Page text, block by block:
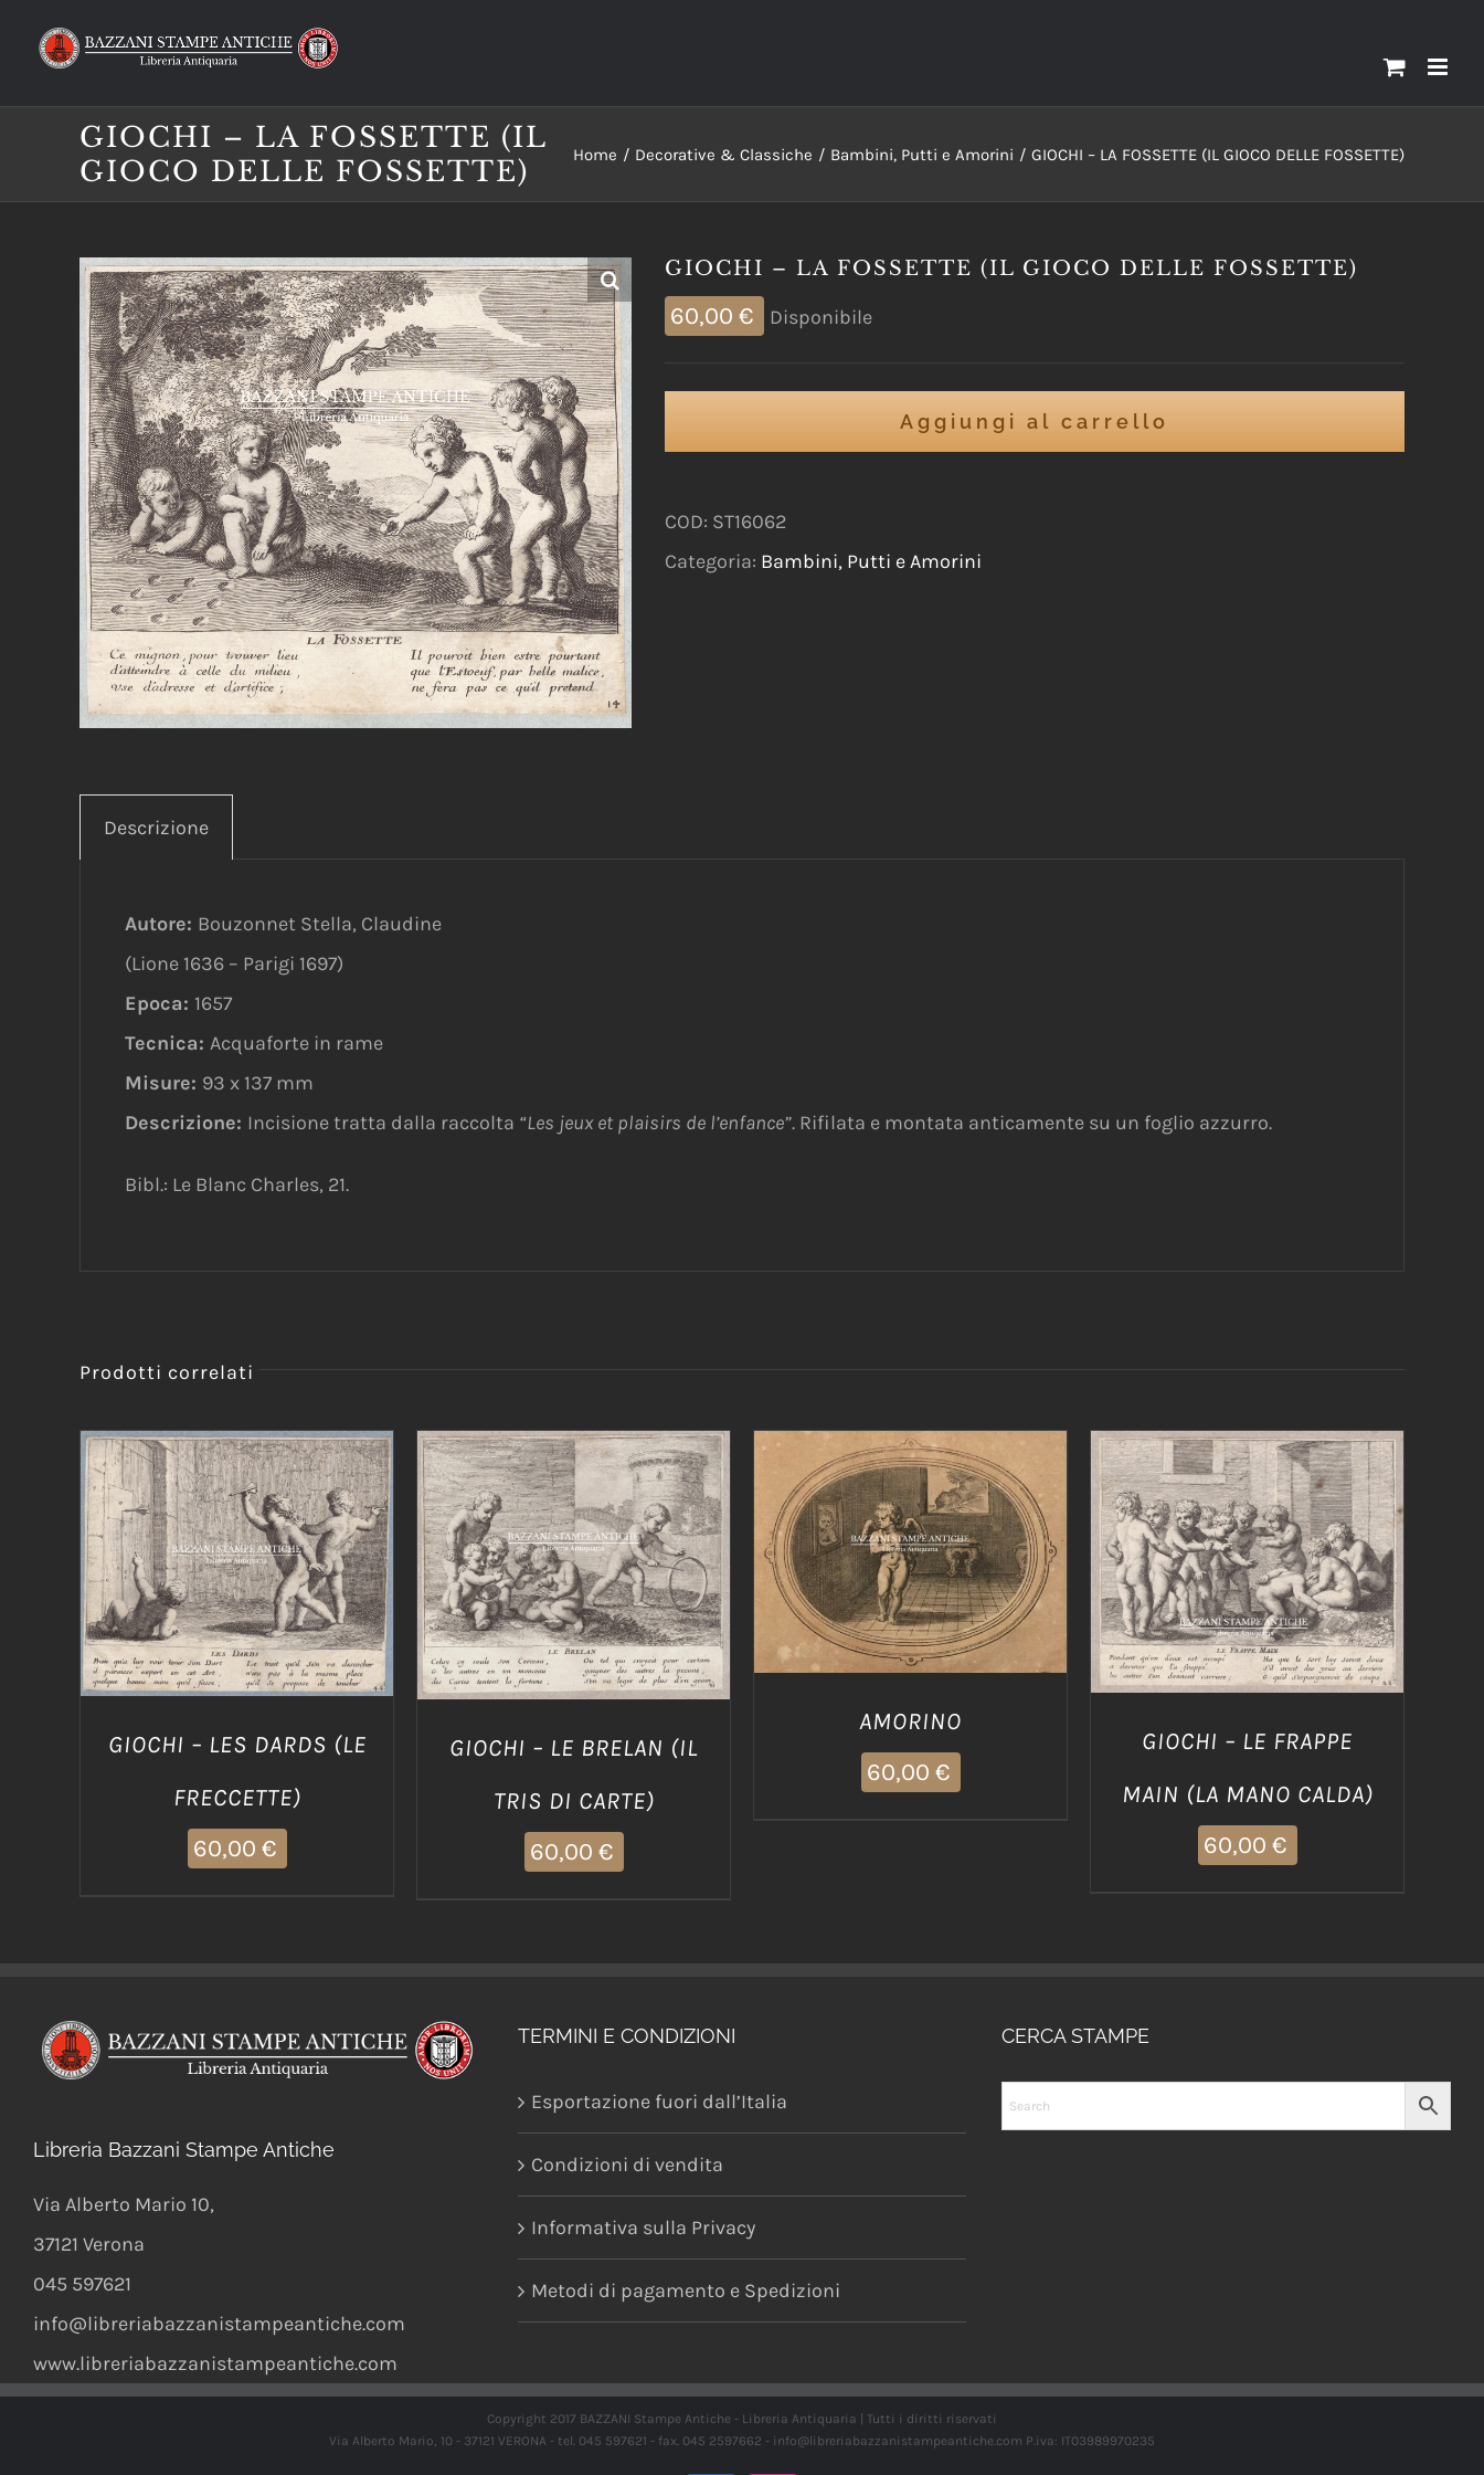
GIOCHI – LA FOSSETTE (IL
GIOCO DELLE FOSSETTE)
Home Decorative & Classiche Bambini, Putti e Amorini GIOCHI – LA FOSSETTE (IL GIOCO DELLE FOSSETTE)
GIOCHI – LA FOSSETTE (IL GIOCO DELLE FOSSETTE)
60,00 € Disponibile
Aggiungi al carrello
COD: ST16062
Categoria: Bambini, Putti e Amorini
Descrizione
Autore: Bouzonnet Stella, Claudine
(Lione 1636 – Parigi 1697)
Epoca: 1657
Tecnica: Acquaforte in rame
Misure: 93 x 137 mm
Descrizione: Incisione tratta dalla raccolta “Les jeux et plaisirs de l’enfance”. Rifilata e montata anticamente su un foglio azzurro.
Bibl.: Le Blanc Charles, 21.
Prodotti correlati
AGGIUNGI AL CARRELLO
/
DETTAGLI
GIOCHI – LES DARDS (LE
FRECCETTE)
60,00 €
AGGIUNGI AL CARRELLO
/
DETTAGLI
GIOCHI – LE BRELAN (IL
TRIS DI CARTE)
60,00 €
AGGIUNGI AL CARRELLO
/
DETTAGLI
AMORINO
60,00 €
AGGIUNGI AL CARRELLO
/
DETTAGLI
GIOCHI – LE FRAPPE
MAIN (LA MANO CALDA)
60,00 €
Libreria Bazzani Stampe Antiche
Via Alberto Mario 10,
37121 Verona
045 597621
info@libreriabazzanistampeantiche.com
www.libreriabazzanistampeantiche.com
TERMINI E CONDIZIONI
Esportazione fuori dall’Italia
Condizioni di vendita
Informativa sulla Privacy
Metodi di pagamento e Spedizioni
CERCA STAMPE
Copyright 2017 BAZZANI Stampe Antiche - Libreria Antiquaria | Tutti i diritti riservati
Via Alberto Mario, 10 - 37121 VERONA - tel. 045 597621 - fax. 045 2597662 - info@libreriabazzanistampeantiche.com P.iva: IT03989970235